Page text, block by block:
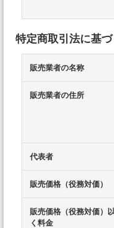
特定商取引法に基
販売業者の名称
販売業者の住所
代表者
販売価格（役務対価）
販売価格（役務対価）
く料金